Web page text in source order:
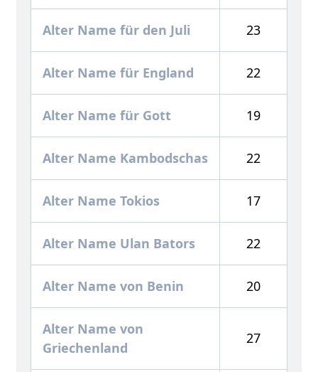
Alter Name für den Juli 23
Alter Name für England 22
Alter Name für Gott 19
Alter Name Kambodschas 22
Alter Name Tokios 17
Alter Name Ulan Bators 22
Alter Name von Benin 20
Alter Name von
Griechenland
27